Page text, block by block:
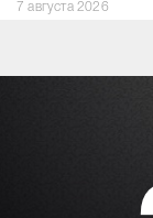
7 августа 2026